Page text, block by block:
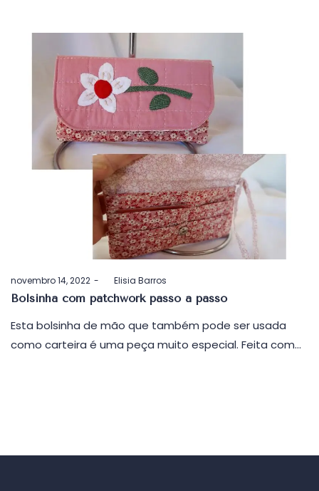
Postado
em
novembro 14, 2022 byElisia Barros
Bolsinha com patchwork passo a passo
Esta bolsinha de mão que também pode ser usada
como carteira é uma peça muito especial. Feita com…